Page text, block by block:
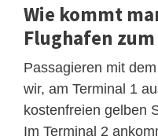
Wie kommt
Flughafen
Passagieren mit
wir, am Terminal 1
kostenfreien gelben
Im Terminal 2